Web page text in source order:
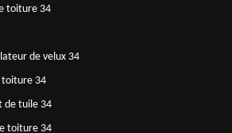
toiture 34
de velux 34
toiture 34
de tuile 34
toiture 34